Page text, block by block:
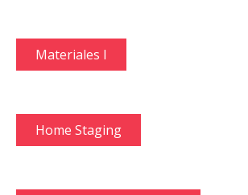
Materiales I
Home Staging